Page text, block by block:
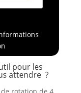
cm
d’arrêt
qui
boîtier
point
pour les
attendre ?